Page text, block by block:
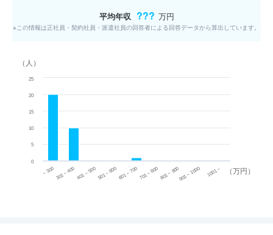
平均年収 ??? 万円
※この情報は正社員・契約社員・派遣社員の回答者による回答データから算出しています。
（万円）
（人）
~ 300 301 ~ 400 401 ~ 500501 ~ 600601 ~ 700701 ~ 800801 ~ 900901 ~ 1000 1001 ~
0
5
10
15
20
25